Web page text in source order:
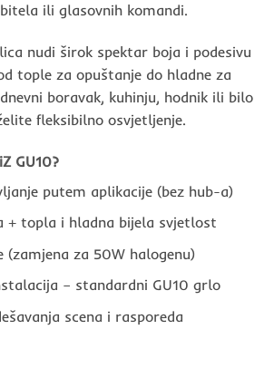
ili glasovnih komandi.
nudi širok spektar boja i podesivu
tople za opuštanje do hladne za
boravak, kuhinju, hodnik ili bilo
fleksibilno osvjetljenje.
GU10?
putem aplikacije (bez hub-a)
+ topla i hladna bijela svjetlost
(zamjena za 50W halogenu)
– standardni GU10 grlo
scena i rasporeda